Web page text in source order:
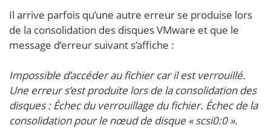
Il arrive parfois qu’une autre erreur se produise lors
de la consolidation des disques VMware et que le
message d’erreur suivant s’affiche :
Impossible d’accéder au fichier car il est verrouillé.
Une erreur s’est produite lors de la consolidation des
disques : Échec du verrouillage du fichier. Échec de la
consolidation pour le nœud de disque « scsi0:0 ».